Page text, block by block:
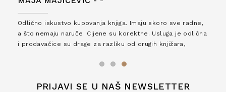
Odlično iskustvo kupovanja knjiga. Imaju skoro sve radne,
a što nemaju naruče. Cijene su korektne. Usluga je odlična
i prodavačice su drage za razliku od drugih knjižara,
PRIJAVI SE U NAŠ NEWSLETTER